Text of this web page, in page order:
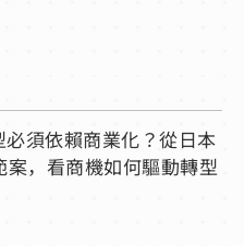
必須依賴商業化？從日本
案，看商機如何驅動轉型